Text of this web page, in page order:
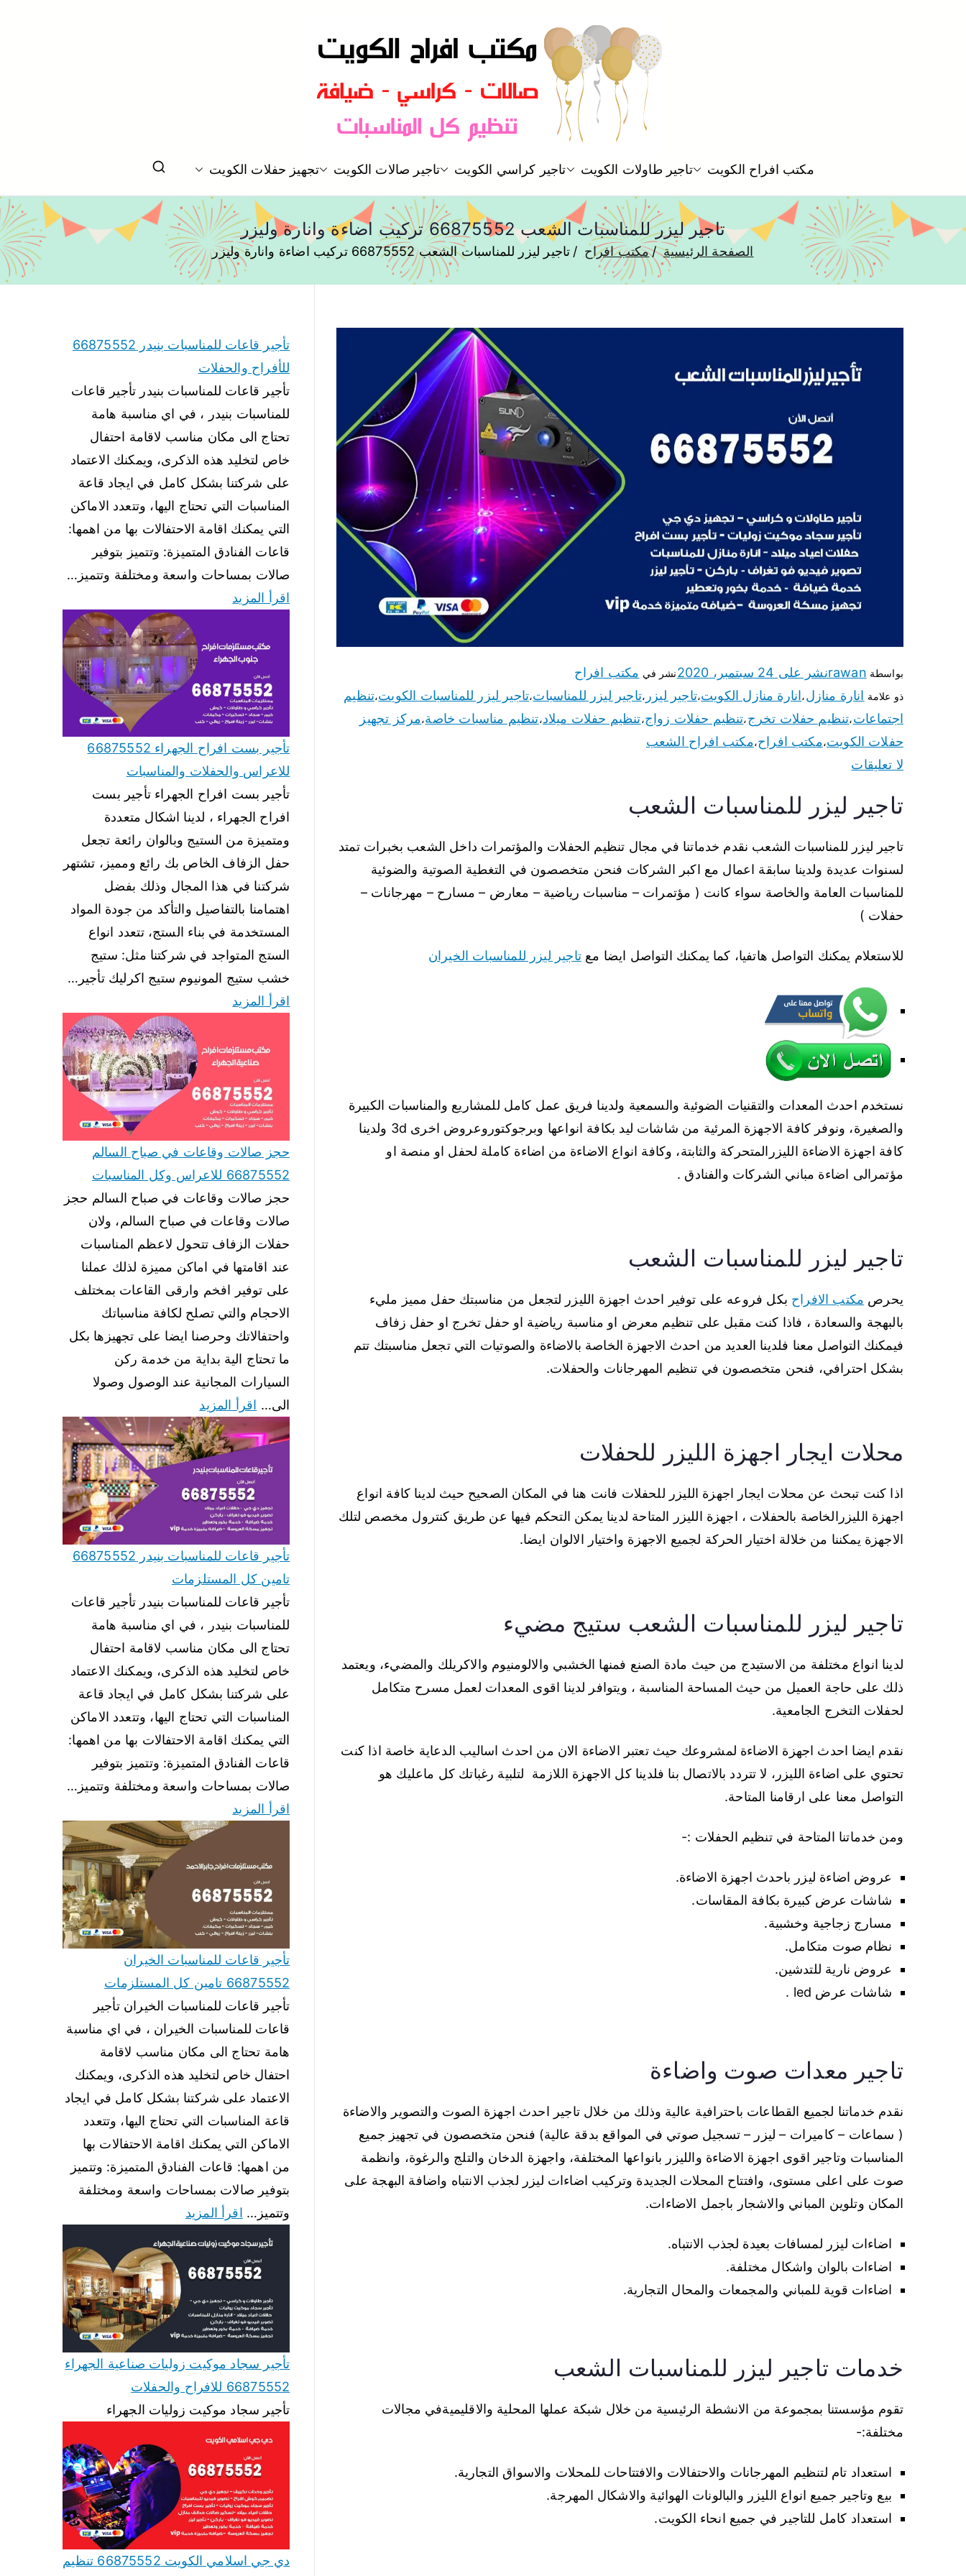
مكتب افراح
مكتب افراح و مناسبات و زواج و تخرج بالكويت مكتب افراح الكويت تاجير طاولات الكويت تاجير كراسي الكويت تاجير صالات الكويت تجهيز حفلات الكويت
تاجير ليزر للمناسبات الشعب 66875552 تركيب اضاءة وانارة وليزر
الصفحة الرئيسية مكتب افراح تاجير ليزر للمناسبات الشعب 66875552 تركيب اضاءة وانارة وليزر
بواسطة rawanنشر على 24 سبتمبر، 2020 نشر في مكتب افراح
ذو علامة انارة منازل،انارة منازل الكويت،تاجير ليزر ،تاجير ليزر للمناسبات،تاجير ليزر للمناسبات الكويت،تنظيم
اجتماعات،تنظيم حفلات تخرج،تنظيم حفلات زواج،تنظيم حفلات ميلاد،تنظيم مناسبات خاصة،مركز تجهيز
حفلات الكويت،مكتب افراح،مكتب افراح الشعب
لا تعليقات
تاجير ليزر للمناسبات الشعب
تاجير ليزر للمناسبات الشعب نقدم خدماتنا في مجال تنظيم الحفلات والمؤتمرات داخل الشعب بخبرات تمتد
لسنوات عديدة ولدينا سابقة اعمال مع اكبر الشركات فنحن متخصصون في التغطية الصوتية والضوئية
للمناسبات العامة والخاصة سواء كانت ( مؤتمرات – مناسبات رياضية – معارض – مسارح – مهرجانات –
حفلات )
للاستعلام يمكنك التواصل هاتفيا، كما يمكنك التواصل ايضا معتاجير ليزر للمناسبات الخيران
نستخدم احدث المعدات والتقنيات الضوئية والسمعية ولدينا فريق عمل كامل للمشاريع والمناسبات الكبيرة
والصغيرة، ونوفر كافة الاجهزة المرئية من شاشات ليد بكافة انواعها وبرجوكتوروعروض اخرى 3d ولدينا
كافة اجهزة الاضاءة الليزرالمتحركة والثابتة، وكافة انواع الاضاءة من اضاءة كاملة لحفل او منصة او
مؤتمرالى اضاءة مباني الشركات والفنادق .
تاجير ليزر للمناسبات الشعب
يحرص مكتب الافراح بكل فروعه على توفير احدث اجهزة الليزر لتجعل من مناسبتك حفل مميز مليء
بالبهجة والسعادة ، فاذا كنت مقبل على تنظيم معرض او مناسبة رياضية او حفل تخرج او حفل زفاف
فيمكنك التواصل معنا فلدينا العديد من احدث الاجهزة الخاصة بالاضاءة والصوتيات التي تجعل مناسبتك تتم
بشكل احترافي، فنحن متخصصون في تنظيم المهرجانات والحفلات.
محلات ايجار اجهزة الليزر للحفلات
اذا كنت تبحث عن محلات ايجار اجهزة الليزر للحفلات فانت هنا في المكان الصحيح حيث لدينا كافة انواع
اجهزة الليزرالخاصة بالحفلات ، اجهزة الليزر المتاحة لدينا يمكن التحكم فيها عن طريق كنترول مخصص لتلك
الاجهزة يمكننا من خلالة اختيار الحركة لجميع الاجهزة واختيار الالوان ايضا.
تاجير ليزر للمناسبات الشعب ستيج مضيء
لدينا انواع مختلفة من الاستيدج من حيث مادة الصنع فمنها الخشبي والالومنيوم والاكريلك والمضيء، ويعتمد
ذلك على حاجة العميل من حيث المساحة المناسبة ، ويتوافر لدينا اقوى المعدات لعمل مسرح متكامل
لحفلات التخرج الجامعية.
نقدم ايضا احدث اجهزة الاضاءة لمشروعك حيث تعتبر الاضاءة الان من احدث اساليب الدعاية خاصة اذا كنت
تحتوي على اضاءة الليزر، لا تتردد بالاتصال بنا فلدينا كل الاجهزة اللازمة لتلبية رغباتك كل ماعليك هو
التواصل معنا على ارقامنا المتاحة.
ومن خدماتنا المتاحة في تنظيم الحفلات :-
عروض اضاءة ليزر باحدث اجهزة الاضاءة.
شاشات عرض كبيرة بكافة المقاسات.
مسارج زجاجية وخشبية.
نظام صوت متكامل.
عروض نارية للتدشين.
شاشات عرض led .
تاجير معدات صوت واضاءة
نقدم خدماتنا لجميع القطاعات باحترافية عالية وذلك من خلال تاجير احدث اجهزة الصوت والتصوير والاضاءة
( سماعات – كاميرات – ليزر – تسجيل صوتي في المواقع بدقة عالية) فنحن متخصصون في تجهيز جميع
المناسبات وتاجير اقوى اجهزة الاضاءة والليزر بانواعها المختلفة، واجهزة الدخان والتلج والرغوة، وانظمة
صوت على اعلى مستوى، وافتتاح المحلات الجديدة وتركيب اضاءات ليزر لجذب الانتباه واضافة البهجة على
المكان وتلوين المباني والاشجار باجمل الاضاءات.
اضاءات ليزر لمسافات بعيدة لجذب الانتباه.
اضاءات بالوان واشكال مختلفة.
اضاءات قوية للمباني والمجمعات والمحال التجارية.
خدمات تاجير ليزر للمناسبات الشعب
تقوم مؤسستنا بمجموعة من الانشطة الرئيسية من خلال شبكة عملها المحلية والاقليميةفي مجالات
مختلفة:-
استعداد تام لتنظيم المهرجانات والاحتفالات والافتتاحات للمحلات والاسواق التجارية.
بيع وتاجير جميع انواع الليزر والبالونات الهوائية والاشكال المهرجة.
استعداد كامل للتاجير في جميع انحاء الكويت.
تأجير قاعات للمناسبات بنيدر 66875552
للأفراح والحفلات
تأجير قاعات للمناسبات بنيدر تأجير قاعات
للمناسبات بنيدر ، في اي مناسبة هامة
تحتاج الى مكان مناسب لاقامة احتفال
خاص لتخليد هذه الذكرى، ويمكنك الاعتماد
على شركتنا بشكل كامل في ايجاد قاعة
المناسبات التي تحتاج اليها، وتتعدد الاماكن
التي يمكنك اقامة الاحتفالات بها من اهمها:
قاعات الفنادق المتميزة: وتتميز بتوفير
صالات بمساحات واسعة ومختلفة وتتميز…
اقرأ المزيد
تأجير بست افراح الجهراء 66875552
للاعراس والحفلات والمناسبات
تأجير بست افراح الجهراء تأجير بست
افراح الجهراء ، لدينا اشكال متعددة
ومتميزة من الستيج وبالوان رائعة تجعل
حفل الزفاف الخاص بك رائع ومميز، تشتهر
شركتنا في هذا المجال وذلك بفضل
اهتمامنا بالتفاصيل والتأكد من جودة المواد
المستخدمة في بناء الستج، تتعدد انواع
الستج المتواجد في شركتنا مثل: ستيج
خشب ستيج المونيوم ستيج اكرليك تأجير…
اقرأ المزيد
حجز صالات وقاعات في صباح السالم
66875552 للاعراس وكل المناسبات
حجز صالات وقاعات في صباح السالم حجز
صالات وقاعات في صباح السالم، ولان
حفلات الزفاف تتحول لاعظم المناسبات
عند اقامتها في اماكن مميزة لذلك عملنا
على توفير افخم وارقى القاعات بمختلف
الاحجام والتي تصلح لكافة مناسباتك
واحتفالاتك وحرصنا ايضا على تجهيزها بكل
ما تحتاج الية بداية من خدمة ركن
السيارات المجانية عند الوصول وصولا
الى… اقرأ المزيد
تأجير قاعات للمناسبات بنيدر 66875552
تامين كل المستلزمات
تأجير قاعات للمناسبات بنيدر تأجير قاعات
للمناسبات بنيدر ، في اي مناسبة هامة
تحتاج الى مكان مناسب لاقامة احتفال
خاص لتخليد هذه الذكرى، ويمكنك الاعتماد
على شركتنا بشكل كامل في ايجاد قاعة
المناسبات التي تحتاج اليها، وتتعدد الاماكن
التي يمكنك اقامة الاحتفالات بها من اهمها:
قاعات الفنادق المتميزة: وتتميز بتوفير
صالات بمساحات واسعة ومختلفة وتتميز…
اقرأ المزيد
تأجير قاعات للمناسبات الخيران
66875552 تامين كل المستلزمات
تأجير قاعات للمناسبات الخيران تأجير
قاعات للمناسبات الخيران ، في اي مناسبة
هامة تحتاج الى مكان مناسب لاقامة
احتفال خاص لتخليد هذه الذكرى، ويمكنك
الاعتماد على شركتنا بشكل كامل في ايجاد
قاعة المناسبات التي تحتاج اليها، وتتعدد
الاماكن التي يمكنك اقامة الاحتفالات بها
من اهمها: قاعات الفنادق المتميزة: وتتميز
بتوفير صالات بمساحات واسعة ومختلفة
وتتميز… اقرأ المزيد
تأجير سجاد موكيت زوليات صناعية الجهراء
66875552 للافراح والحفلات
تأجير سجاد موكيت زوليات الجهراء
دي جي اسلامي الكويت 66875552 تنظيم